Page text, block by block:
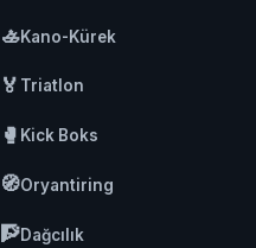
🚣Kano-Kürek
🏅 Triatlon
🥊 Kick Boks
🧭Oryantiring
🧗Dağcılık